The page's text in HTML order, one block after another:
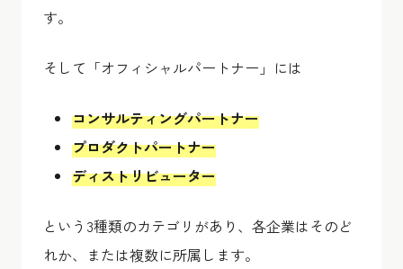
す。
そして「オフィシャルパートナー」には
コンサルティングパートナー
プロダクトパートナー
ディストリビューター
という3種類のカテゴリがあり、各企業はそのど
れか、または複数に所属します。